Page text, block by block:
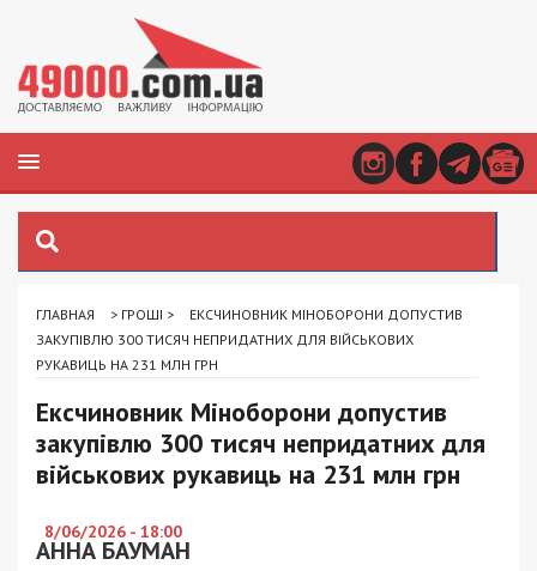
ГЛАВНАЯ > ГРОШІ >
ЕКСЧИНОВНИК МІНОБОРОНИ ДОПУСТИВ
ЗАКУПІВЛЮ 300 ТИСЯЧ НЕПРИДАТНИХ ДЛЯ ВІЙСЬКОВИХ
РУКАВИЦЬ НА 231 МЛН ГРН
Ексчиновник Міноборони допустив
закупівлю 300 тисяч непридатних для
військових рукавиць на 231 млн грн
8/06/2026 - 18:00
АННА БАУМАН